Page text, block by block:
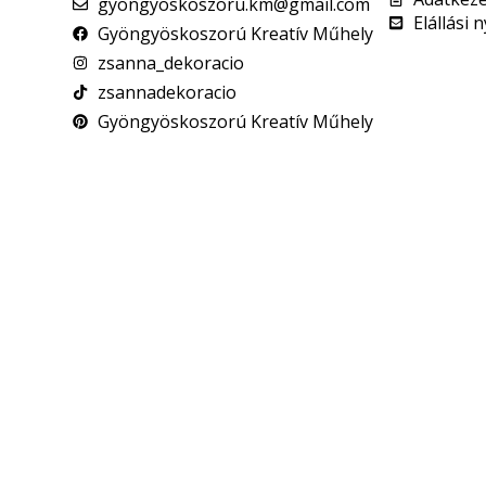
Gyöngyöskoszorú Kreatív Műhely
zsanna_dekoracio
zsannadekoracio
Gyöngyöskoszorú Kreatív Műhely
Elállási